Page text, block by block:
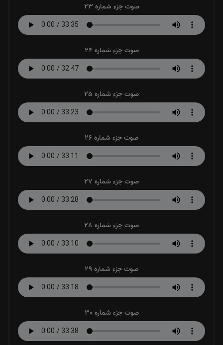
صوت جزء شماره 23
صوت جزء شماره 24
صوت جزء شماره 25
صوت جزء شماره 26
صوت جزء شماره 27
صوت جزء شماره 28
صوت جزء شماره 29
صوت جزء شماره 30